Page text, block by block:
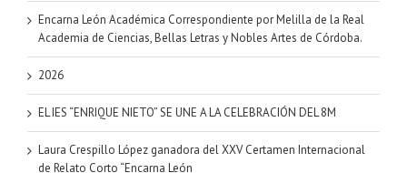
Encarna León Académica Correspondiente por Melilla de la Real
Academia de Ciencias, Bellas Letras y Nobles Artes de Córdoba.
2026
EL IES “ENRIQUE NIETO” SE UNE A LA CELEBRACIÓN DEL 8M
Laura Crespillo López ganadora del XXV Certamen Internacional
de Relato Corto “Encarna León